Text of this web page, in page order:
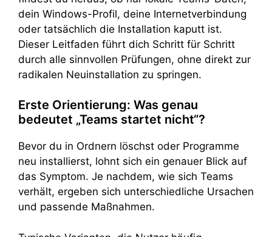
dein Windows-Profil, deine Internetverbindung
oder tatsächlich die Installation kaputt ist.
Dieser Leitfaden führt dich Schritt für Schritt
durch alle sinnvollen Prüfungen, ohne direkt zur
radikalen Neuinstallation zu springen.
Erste Orientierung: Was genau
bedeutet „Teams startet nicht“?
Bevor du in Ordnern löschst oder Programme
neu installierst, lohnt sich ein genauer Blick auf
das Symptom. Je nachdem, wie sich Teams
verhält, ergeben sich unterschiedliche Ursachen
und passende Maßnahmen.